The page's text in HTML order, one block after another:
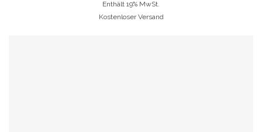
Enthält 19% MwSt.
Kostenloser Versand